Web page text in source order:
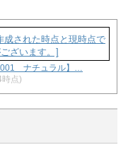
ナチュラル】…
点)